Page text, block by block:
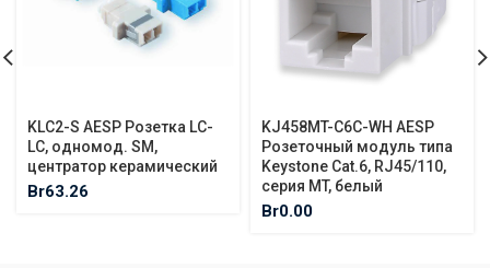
KLC2-S AESP Розетка LC-
LC, одномод. SМ,
центратор керамический
Br63.26
KJ458MT-C6C-WH AESP
Розеточный модуль типа
Keystone Cat.6, RJ45/110,
серия MT, белый
Br0.00